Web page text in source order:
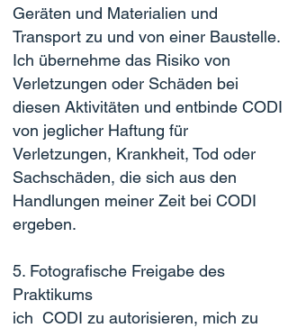
Geräten und Materialien und
Transport zu und von einer Baustelle.
Ich übernehme das Risiko von
Verletzungen oder Schäden bei
diesen Aktivitäten und entbinde CODI
von jeglicher Haftung für
Verletzungen, Krankheit, Tod oder
Sachschäden, die sich aus den
Handlungen meiner Zeit bei CODI
ergeben.
5. Fotografische Freigabe des
Praktikums
ich CODI zu autorisieren, mich zu